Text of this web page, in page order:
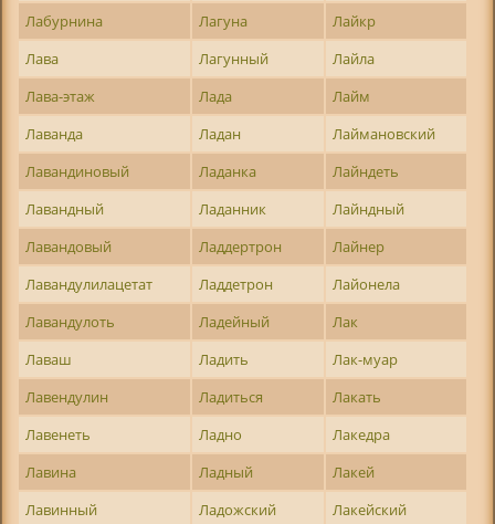
Лабурнина
Лагуна
Лайкр
Лава
Лагунный
Лайла
Лава-этаж
Лада
Лайм
Лаванда
Ладан
Лаймановский
Лавандиновый
Ладанка
Лайндеть
Лавандный
Ладанник
Лайндный
Лавандовый
Ладдертрон
Лайнер
Лавандулилацетат
Ладдетрон
Лайонела
Лавандулоть
Ладейный
Лак
Лаваш
Ладить
Лак-муар
Лавендулин
Ладиться
Лакать
Лавенеть
Ладно
Лакедра
Лавина
Ладный
Лакей
Лавинный
Ладожский
Лакейский